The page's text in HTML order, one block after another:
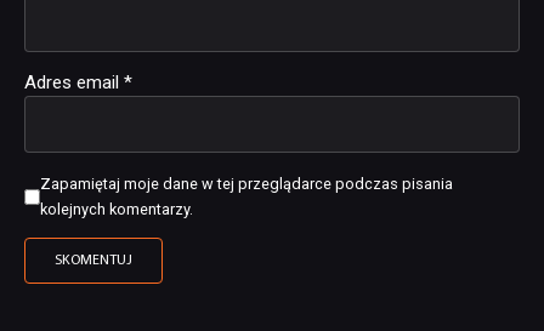
Adres email *
Zapamiętaj moje dane w tej przeglądarce podczas pisania
kolejnych komentarzy.